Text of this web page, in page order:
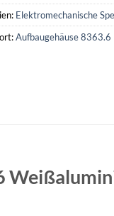
Elektromechanische
Aufbaugehäuse 8363.6